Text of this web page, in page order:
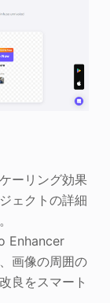
ーリング効果
ェクトの詳細
Enhancer
画像の周囲の
良をスマート